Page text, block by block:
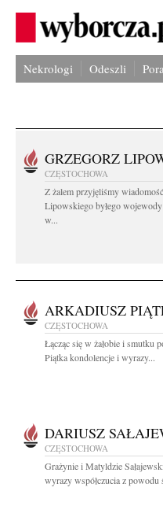
Nekrologi Odeszli
GRZEGORZ
CZĘSTOCHOWA
Z żalem przyjęliśmy
Lipowskiego byłego
w...
ARKADIUSZ
CZĘSTOCHOWA
Łącząc się w żałobie i smutku
Piątka kondolencje i wyrazy...
DARIUSZ
CZĘSTOCHOWA
Grażynie i Matyldzie
wyrazy współczucia z powodu